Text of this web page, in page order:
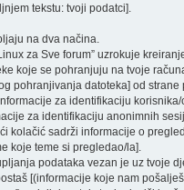
tekstu: tvoji podatci].
na dva načina.
za Sve forum” uzrokuje
koje se pohranjuju na tvoje
pohranjivanja datoteka] od strane
za identifikaciju
za identifikaciju anonimnih
kolačić sadrži informacije o
koje teme si pregledao/la].
podataka vezan je uz tvoje
[(informacije koje nam